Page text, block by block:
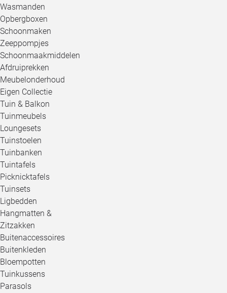
Wasmanden
Opbergboxen
Schoonmaken
Zeeppompjes
Schoonmaakmiddelen
Afdruiprekken
Meubelonderhoud
Eigen Collectie
Tuin & Balkon
Tuinmeubels
Loungesets
Tuinstoelen
Tuinbanken
Tuintafels
Picknicktafels
Tuinsets
Ligbedden
Hangmatten &
Zitzakken
Buitenaccessoires
Buitenkleden
Bloempotten
Tuinkussens
Parasols